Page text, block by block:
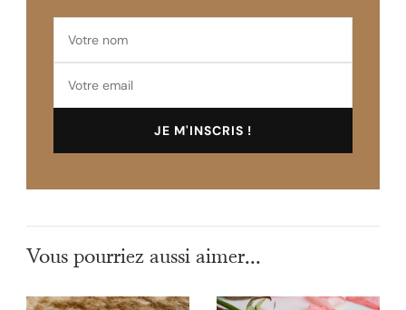
Vous pourriez aussi aimer...